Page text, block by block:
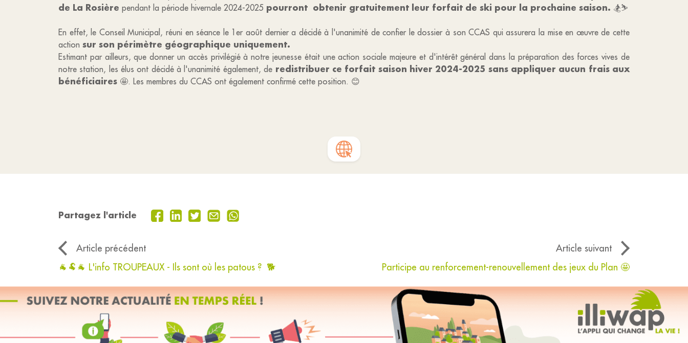
de La Rosière pendant la période hivernale 2024-2025 pourront obtenir gratuitement leur forfait de ski pour la prochaine saison. 🏂⛷
En effet, le Conseil Municipal, réuni en séance le 1er août dernier a décidé à l'unanimité de confier le dossier à son CCAS qui assurera la mise en œuvre de cette
action sur son périmètre géographique uniquement.
Estimant par ailleurs, que donner un accès privilégié à notre jeunesse était une action sociale majeure et d'intérêt général dans la préparation des forces vives de
notre station, les élus ont décidé à l'unanimité également, de redistribuer ce forfait saison hiver 2024-2025 sans appliquer aucun frais aux
bénéficiaires 🤩. Les membres du CCAS ont également confirmé cette position. 😊
Partagez l'article
Article précédent
Article suivant
🐐🐏🐐 L'info TROUPEAUX - Ils sont où les patous ? 🐕
Participe au renforcement-renouvellement des jeux du Plan 🤩